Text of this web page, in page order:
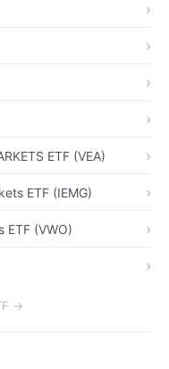
ETF (VEA)
ETF (IEMG)
ETF (VWO)
→